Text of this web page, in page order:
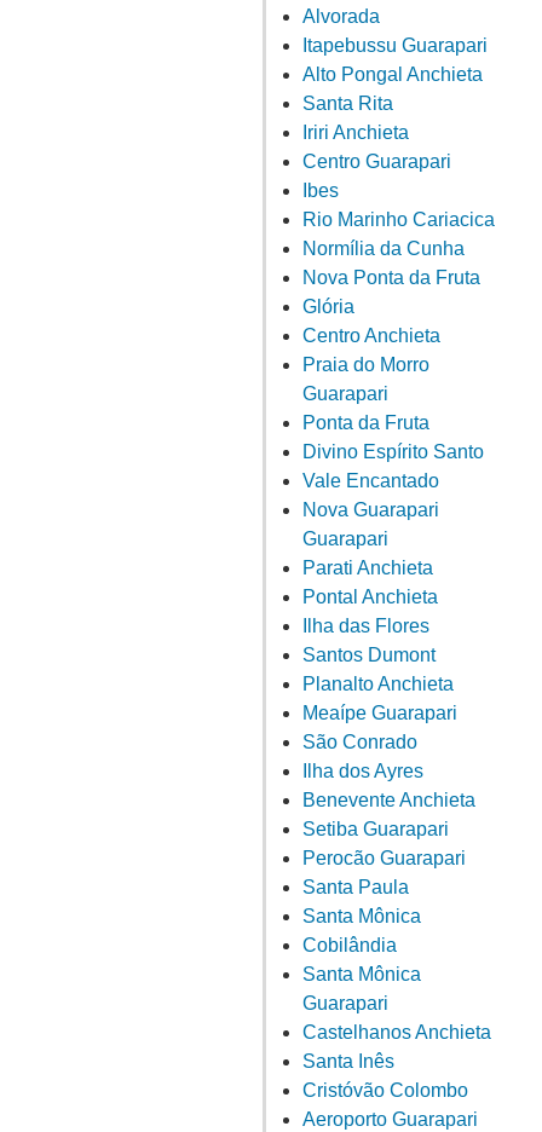
Alvorada
Itapebussu Guarapari
Alto Pongal Anchieta
Santa Rita
Iriri Anchieta
Centro Guarapari
Ibes
Rio Marinho Cariacica
Normília da Cunha
Nova Ponta da Fruta
Glória
Centro Anchieta
Praia do Morro
Guarapari
Ponta da Fruta
Divino Espírito Santo
Vale Encantado
Nova Guarapari
Guarapari
Parati Anchieta
Pontal Anchieta
Ilha das Flores
Santos Dumont
Planalto Anchieta
Meaípe Guarapari
São Conrado
Ilha dos Ayres
Benevente Anchieta
Setiba Guarapari
Perocão Guarapari
Santa Paula
Santa Mônica
Cobilândia
Santa Mônica
Guarapari
Castelhanos Anchieta
Santa Inês
Cristóvão Colombo
Aeroporto Guarapari